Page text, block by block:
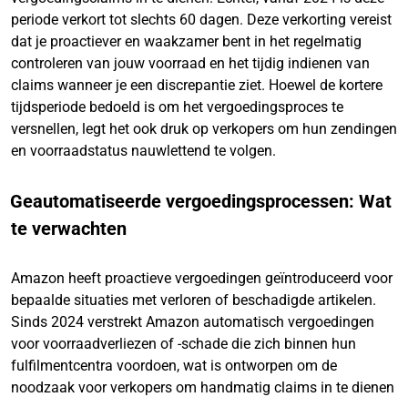
periode verkort tot slechts 60 dagen. Deze verkorting vereist
dat je proactiever en waakzamer bent in het regelmatig
controleren van jouw voorraad en het tijdig indienen van
claims wanneer je een discrepantie ziet. Hoewel de kortere
tijdsperiode bedoeld is om het vergoedingsproces te
versnellen, legt het ook druk op verkopers om hun zendingen
en voorraadstatus nauwlettend te volgen.
Geautomatiseerde vergoedingsprocessen: Wat
te verwachten
Amazon heeft proactieve vergoedingen geïntroduceerd voor
bepaalde situaties met verloren of beschadigde artikelen.
Sinds 2024 verstrekt Amazon automatisch vergoedingen
voor voorraadverliezen of -schade die zich binnen hun
fulfilmentcentra voordoen, wat is ontworpen om de
noodzaak voor verkopers om handmatig claims in te dienen